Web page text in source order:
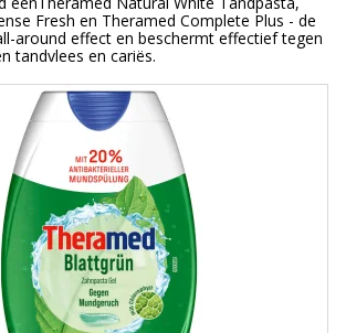
Fresh en Theramed Complete Plus - de
around effect en beschermt effectief tegen
tandvlees en cariës.